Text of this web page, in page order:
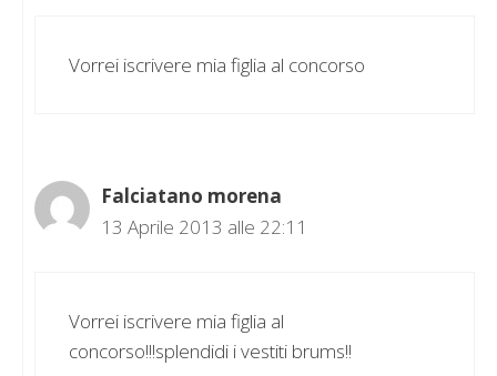
Vorrei iscrivere mia figlia al concorso
Falciatano morena
13 Aprile 2013 alle 22:11
Vorrei iscrivere mia figlia al
concorso!!!splendidi i vestiti brums!!